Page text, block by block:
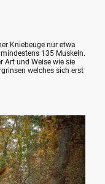
Kniebeuge nur etwa
135 Muskeln.
Art und Weise wie sie
welches sich erst